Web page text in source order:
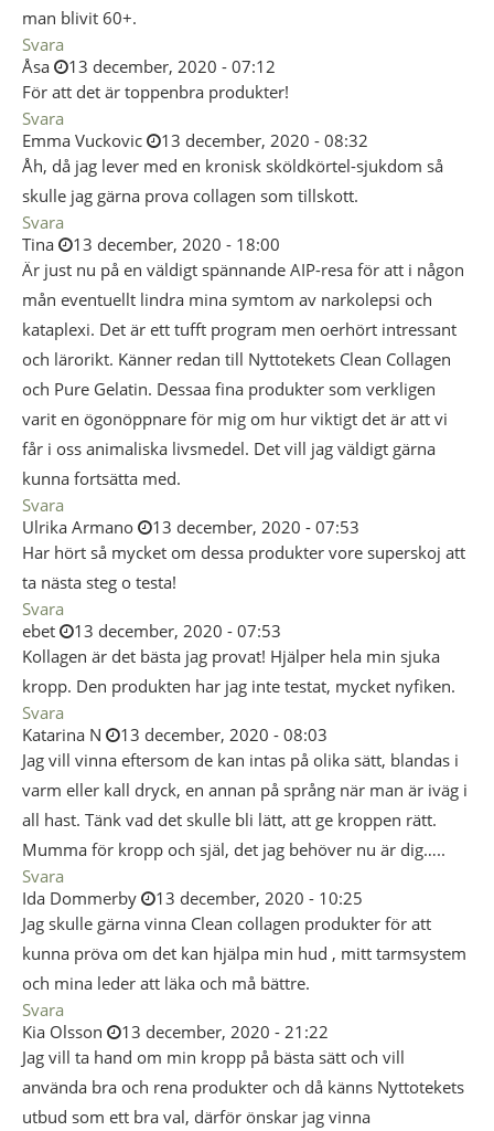
man blivit 60+.
Svara
Åsa
13 december, 2020 - 07:12
För att det är toppenbra produkter!
Svara
Emma Vuckovic
13 december, 2020 - 08:32
Åh, då jag lever med en kronisk sköldkörtel-sjukdom så
skulle jag gärna prova collagen som tillskott.
Svara
Tina
13 december, 2020 - 18:00
Är just nu på en väldigt spännande AIP-resa för att i någon
mån eventuellt lindra mina symtom av narkolepsi och
kataplexi. Det är ett tufft program men oerhört intressant
och lärorikt. Känner redan till Nyttotekets Clean Collagen
och Pure Gelatin. Dessaa fina produkter som verkligen
varit en ögonöppnare för mig om hur viktigt det är att vi
får i oss animaliska livsmedel. Det vill jag väldigt gärna
kunna fortsätta med.
Svara
Ulrika Armano
13 december, 2020 - 07:53
Har hört så mycket om dessa produkter vore superskoj att
ta nästa steg o testa!
Svara
ebet
13 december, 2020 - 07:53
Kollagen är det bästa jag provat! Hjälper hela min sjuka
kropp. Den produkten har jag inte testat, mycket nyfiken.
Svara
Katarina N
13 december, 2020 - 08:03
Jag vill vinna eftersom de kan intas på olika sätt, blandas i
varm eller kall dryck, en annan på språng när man är iväg i
all hast. Tänk vad det skulle bli lätt, att ge kroppen rätt.
Mumma för kropp och själ, det jag behöver nu är dig…..
Svara
Ida Dommerby
13 december, 2020 - 10:25
Jag skulle gärna vinna Clean collagen produkter för att
kunna pröva om det kan hjälpa min hud , mitt tarmsystem
och mina leder att läka och må bättre.
Svara
Kia Olsson
13 december, 2020 - 21:22
Jag vill ta hand om min kropp på bästa sätt och vill
använda bra och rena produkter och då känns Nyttotekets
utbud som ett bra val, därför önskar jag vinna